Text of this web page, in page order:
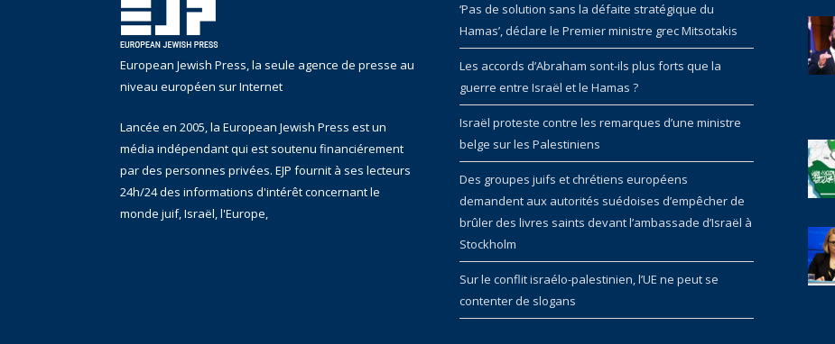
European Jewish Press, la seule agence de presse au
niveau européen sur Internet
Lancée en 2005, la European Jewish Press est un
média indépendant qui est soutenu financiérement
par des personnes privées. EJP fournit à ses lecteurs
24h/24 des informations d'intérêt concernant le
monde juif, Israël, l'Europe,
‘Pas de solution sans la défaite stratégique du
Hamas’, déclare le Premier ministre grec Mitsotakis
Les accords d’Abraham sont-ils plus forts que la
guerre entre Israël et le Hamas ?
Israël proteste contre les remarques d’une ministre
belge sur les Palestiniens
Des groupes juifs et chrétiens européens
demandent aux autorités suédoises d’empêcher de
brûler des livres saints devant l’ambassade d’Israël à
Stockholm
Sur le conflit israélo-palestinien, l’UE ne peut se
contenter de slogans